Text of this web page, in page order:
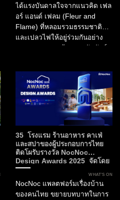
ได้แรงบันดาลใจจากแนวคิด เฟล
อร์ แอนด์ เฟลม (Fleur and
Flame) ที่หลอมรวมธรรมชาติ
และเปลวไฟให้อยู่ร่วมกันอย่าง
Flame ถ่ายทอดพลัง...
35 โรงแรม ร้านอาหาร คาเฟ่
และสปาของผู้ประกอบการไทย
ติดโผรับรางวัล NocNoc
Design Awards 2025 จัดโดย
NocNoc และบิ๊กภาครัฐ ผลักดัน
“พลังดีไซน์” สร้างมูลค่าให้
อุตสาหกรรมการบริการและการ
ท่องเที่ยวไทย
WHAT’S ON
NocNoc แพลตฟอร์มเรื่องบ้าน
ของคนไทย ขยายบทบาทในการ